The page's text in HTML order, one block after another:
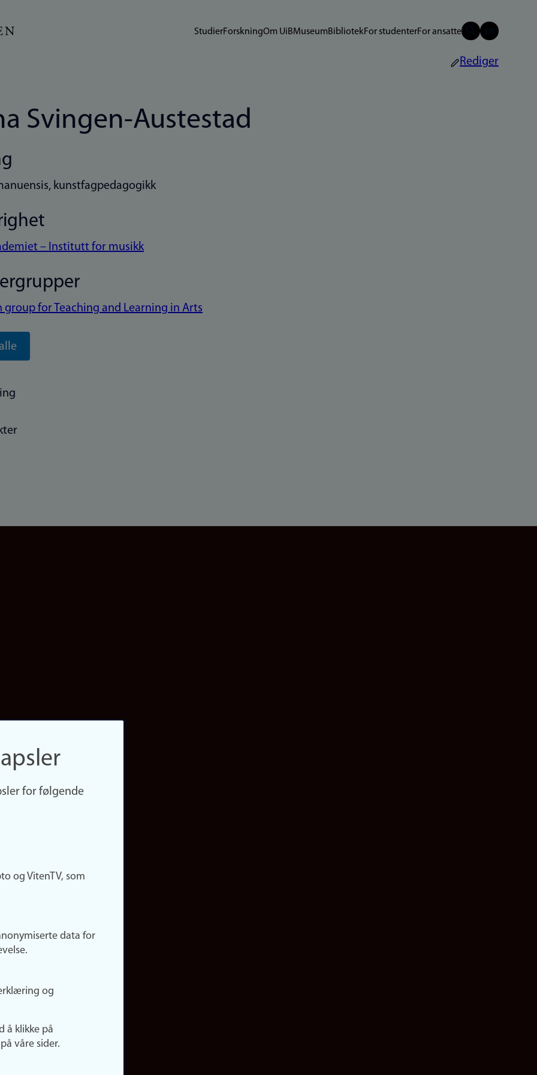
StudierForskningOm UiBMuseumBibliotekFor studenterFor ansatte
Rediger
Svingen-Austestad
kunstfagpedagogikk
– Institutt for musikk
group for Teaching and Learning in Arts
for følgende
og VitenTV, som
data for
og
å klikke på
våre sider.